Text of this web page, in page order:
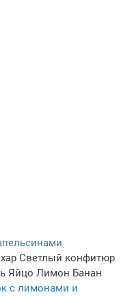
Светлый конфитюр
Яйцо Лимон Банан
с лимонами и